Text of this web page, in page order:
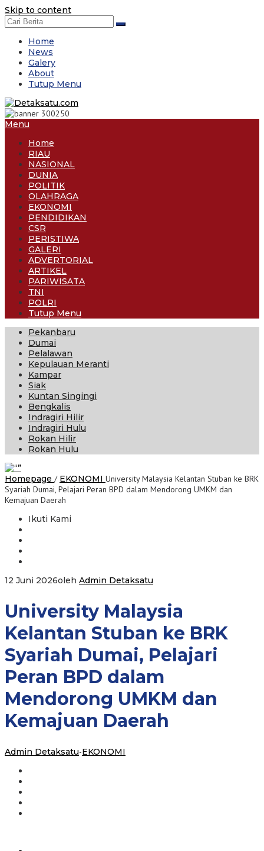
Skip to content
Home
News
Galery
About
Tutup Menu
Menu
Home
RIAU
NASIONAL
DUNIA
POLITIK
OLAHRAGA
EKONOMI
PENDIDIKAN
CSR
PERISTIWA
GALERI
ADVERTORIAL
ARTIKEL
PARIWISATA
TNI
POLRI
Tutup Menu
Pekanbaru
Dumai
Pelalawan
Kepulauan Meranti
Kampar
Siak
Kuntan Singingi
Bengkalis
Indragiri Hilir
Indragiri Hulu
Rokan Hilir
Rokan Hulu
Homepage / EKONOMI University Malaysia Kelantan Stuban ke BRK
Syariah Dumai, Pelajari Peran BPD dalam Mendorong UMKM dan
Kemajuan Daerah
Ikuti Kami
12 Juni 2026oleh Admin Detaksatu
University Malaysia
Kelantan Stuban ke BRK
Syariah Dumai, Pelajari
Peran BPD dalam
Mendorong UMKM dan
Kemajuan Daerah
Admin Detaksatu-EKONOMI